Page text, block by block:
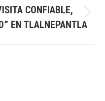
CONFIABLE,
EN TLALNEPANTLA